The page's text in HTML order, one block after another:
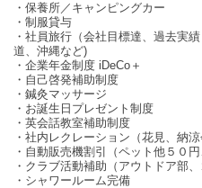
・保養所／キャンピングカー
・制服貸与
・社員旅行（会社目標達、過去実
道、沖縄など)
・企業年金制度 iDeCo＋
・自己啓発補助制度
・鍼灸マッサージ
・お誕生日プレゼント制度
・英会話教室補助制度
・社内レクレーション（花見、納涼
・自動販売機割引（ペット他５０円
・クラブ活動補助（アウトドア部、
・シャワールーム完備